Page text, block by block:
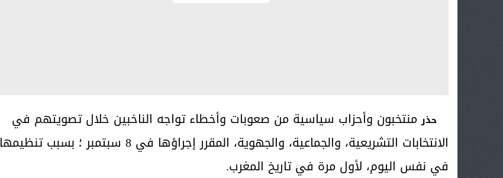
حذرمنتخبون وأحزاب سياسية من صعوبات وأخطاء تواجه الناخبين خلال تصويتهم في
الانتخابات التشريعية، والجماعية، والجهوية، المقرر إجراؤها في 8 سبتمبر ؛ بسبب تنظيمها
في نفس اليوم، لأول مرة في تاريخ المغرب.